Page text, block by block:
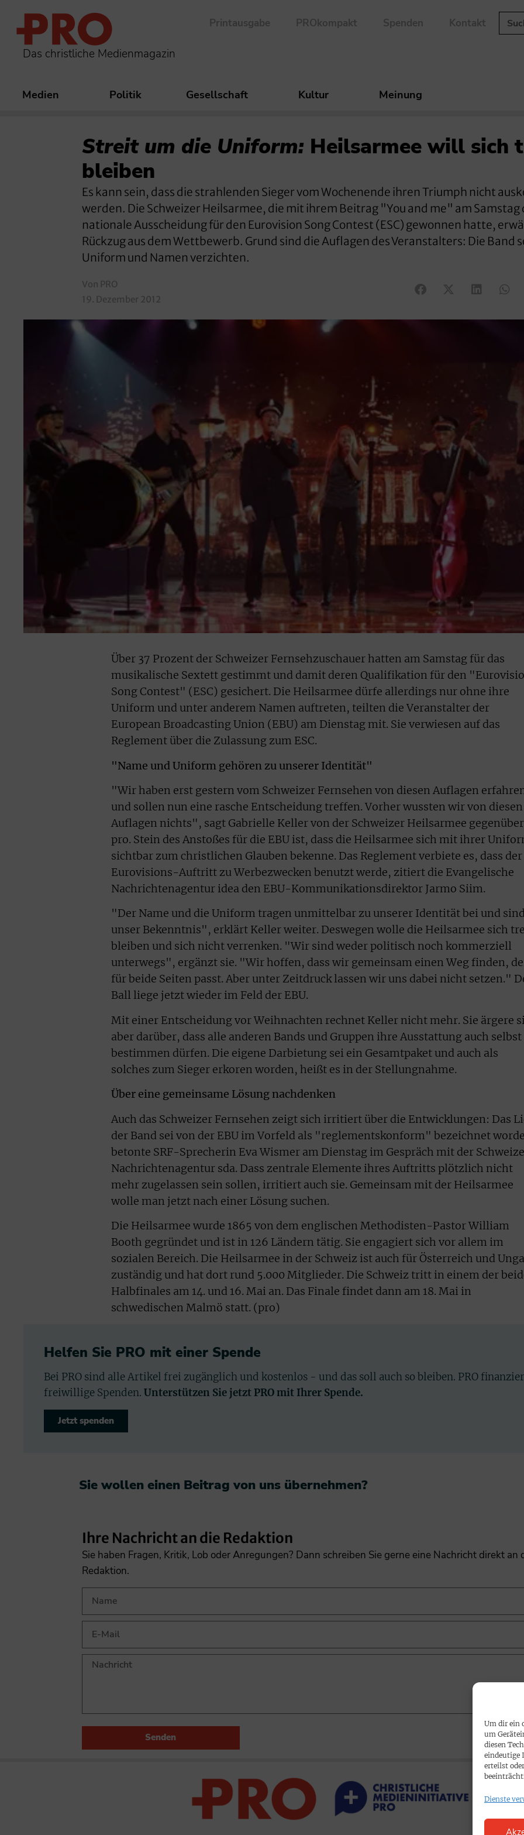
Um dir ein
um
diesen
eindeutige
erteilst
Dienste
Das christliche Medienmagazin
Printausgabe PROkompakt Spenden Kontakt
Medien Politik Gesellschaft Kultur Meinung
Streit um die Uniform: Heilsarmee will sich
bleiben
Es kann sein, dass die strahlenden Sieger vom Wochenende ihren Triumph nicht
werden. Die Schweizer Heilsarmee, die mit ihrem Beitrag "You and me" am Samstag
nationale Ausscheidung für den Eurovision Song Contest (ESC) gewonnen hatte,
Rückzug aus dem Wettbewerb. Grund sind die Auflagen des Veranstalters: Die Band
Uniform und Namen verzichten.
Von PRO
19. Dezember 2012
Über 37 Prozent der Schweizer Fernsehzuschauer hatten am Samstag für das
musikalische Sextett gestimmt und damit deren Qualifikation für den
Song Contest" (ESC) gesichert. Die Heilsarmee dürfe allerdings nur ohne ihre
Uniform und unter anderem Namen auftreten, teilten die Veranstalter der
European Broadcasting Union (EBU) am Dienstag mit. Sie verwiesen auf das
Reglement über die Zulassung zum ESC.
"Name und Uniform gehören zu unserer Identität"
"Wir haben erst gestern vom Schweizer Fernsehen von diesen Auflagen
und sollen nun eine rasche Entscheidung treffen. Vorher wussten wir von diesen
Auflagen nichts", sagt Gabrielle Keller von der Schweizer Heilsarmee gegenüber
pro. Stein des Anstoßes für die EBU ist, dass die Heilsarmee sich mit ihrer
sichtbar zum christlichen Glauben bekenne. Das Reglement verbiete es, dass der
Eurovisions-Auftritt zu Werbezwecken benutzt werde, zitiert die Evangelische
Nachrichtenagentur idea den EBU-Kommunikationsdirektor Jarmo Siim.
"Der Name und die Uniform tragen unmittelbar zu unserer Identität bei und sind
unser Bekenntnis", erklärt Keller weiter. Deswegen wolle die Heilsarmee sich
bleiben und sich nicht verrenken. "Wir sind weder politisch noch kommerziell
unterwegs", ergänzt sie. "Wir hoffen, dass wir gemeinsam einen Weg finden,
für beide Seiten passt. Aber unter Zeitdruck lassen wir uns dabei nicht setzen."
Ball liege jetzt wieder im Feld der EBU.
Mit einer Entscheidung vor Weihnachten rechnet Keller nicht mehr. Sie ärgere
aber darüber, dass alle anderen Bands und Gruppen ihre Ausstattung auch selbst
bestimmen dürfen. Die eigene Darbietung sei ein Gesamtpaket und auch als
solches zum Sieger erkoren worden, heißt es in der Stellungnahme.
Über eine gemeinsame Lösung nachdenken
Auch das Schweizer Fernsehen zeigt sich irritiert über die Entwicklungen: Das
der Band sei von der EBU im Vorfeld als "reglementskonform" bezeichnet
betonte SRF-Sprecherin Eva Wismer am Dienstag im Gespräch mit der
Nachrichtenagentur sda. Dass zentrale Elemente ihres Auftritts plötzlich nicht
mehr zugelassen sein sollen, irritiert auch sie. Gemeinsam mit der Heilsarmee
wolle man jetzt nach einer Lösung suchen.
Die Heilsarmee wurde 1865 von dem englischen Methodisten-Pastor William
Booth gegründet und ist in 126 Ländern tätig. Sie engagiert sich vor allem im
sozialen Bereich. Die Heilsarmee in der Schweiz ist auch für Österreich und
zuständig und hat dort rund 5.000 Mitglieder. Die Schweiz tritt in einem der
Halbfinales am 14. und 16. Mai an. Das Finale findet dann am 18. Mai in
schwedischen Malmö statt. (pro)
Helfen Sie PRO mit einer Spende
Bei PRO sind alle Artikel frei zugänglich und kostenlos - und das soll auch so bleiben. PRO
freiwillige Spenden. Unterstützen Sie jetzt PRO mit Ihrer Spende.
Jetzt spenden
Sie wollen einen Beitrag von uns übernehmen?​
Ihre Nachricht an die Redaktion
Sie haben Fragen, Kritik, Lob oder Anregungen? Dann schreiben Sie gerne eine Nachricht direkt an
Redaktion.
Senden